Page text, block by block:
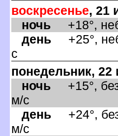
оскресенье, 21
ночь +18°,
день +25°,
с
понедельник, 22
ночь +15°, без
м/с
день +24°,
м/с